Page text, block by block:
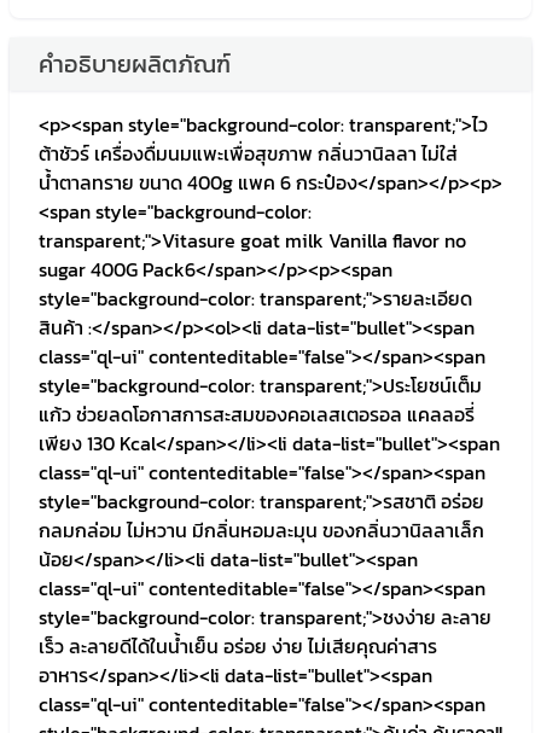
คำอธิบายผลิตภัณฑ์
<p><span style="background-color: transparent;">ไว
ต้าชัวร์ เครื่องดื่มนมแพะเพื่อสุขภาพ กลิ่นวานิลลา ไม่ใส่
น้ำตาลทราย ขนาด 400g แพค 6 กระป๋อง</span></p><p>
<span style="background-color:
transparent;">Vitasure goat milk Vanilla flavor no
sugar 400G Pack6</span></p><p><span
style="background-color: transparent;">รายละเอียด
สินค้า :</span></p><ol><li data-list="bullet"><span
class="ql-ui" contenteditable="false"></span><span
style="background-color: transparent;">ประโยชน์เต็ม
แก้ว ช่วยลดโอกาสการสะสมของคอเลสเตอรอล แคลลอรี่
เพียง 130 Kcal</span></li><li data-list="bullet"><span
class="ql-ui" contenteditable="false"></span><span
style="background-color: transparent;">รสชาติ อร่อย
กลมกล่อม ไม่หวาน มีกลิ่นหอมละมุน ของกลิ่นวานิลลาเล็ก
น้อย</span></li><li data-list="bullet"><span
class="ql-ui" contenteditable="false"></span><span
style="background-color: transparent;">ชงง่าย ละลาย
เร็ว ละลายดีได้ในน้ำเย็น อร่อย ง่าย ไม่เสียคุณค่าสาร
อาหาร</span></li><li data-list="bullet"><span
class="ql-ui" contenteditable="false"></span><span